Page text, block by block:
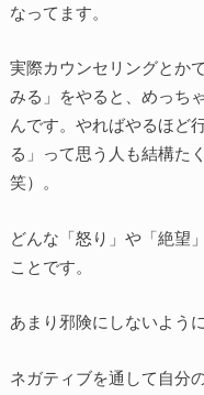
なってます。
実際カウンセリングとか
みる」をやると、めっち
んです。やればやるほど
る」って思う人も結構た
笑）。
どんな「怒り」や「絶望
ことです。
あまり邪険にしないよう
ネガティブを通して自分